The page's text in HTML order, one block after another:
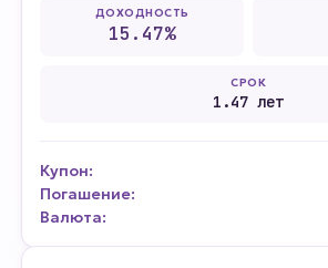
ДОХОДНОСТЬ
15.47%
СРОК
1.47 лет
Купон:
Погашение:
Валюта: